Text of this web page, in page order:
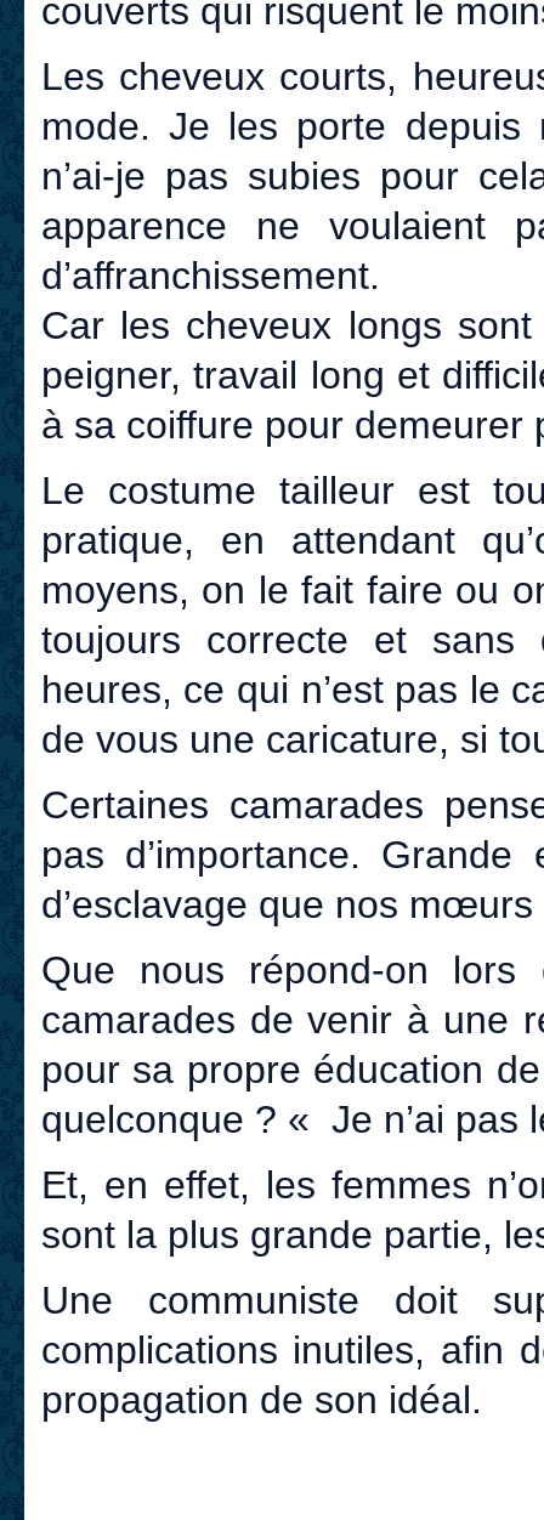
couverts qui risquent le
Les cheveux courts,
mode. Je les porte depuis
n’ai-je pas subies pour
apparence ne voulaient
d’affranchissement.
Car les cheveux longs
peigner, travail long et
à sa coiffure pour demeurer
Le costume tailleur est
pratique, en attendant
moyens, on le fait faire ou
toujours correcte et sans
heures, ce qui n’est pas le
de vous une caricature, si
Certaines camarades
pas d’importance.
d’esclavage que nos
Que nous répond-on lors
camarades de venir à une
pour sa propre éducation
quelconque ? « Je n’ai pas
Et, en effet, les femmes
sont la plus grande partie,
Une communiste doit
complications inutiles, afin
propagation de son idéal.